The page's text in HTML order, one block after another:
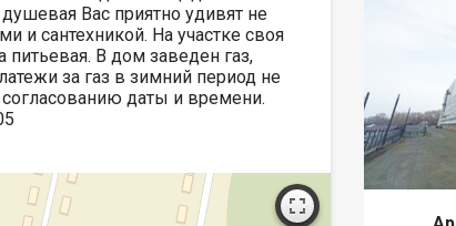
Вас приятно удивят не
и сантехникой. На участке своя
В дом заведен газ,
за газ в зимний период не
даты и времени.